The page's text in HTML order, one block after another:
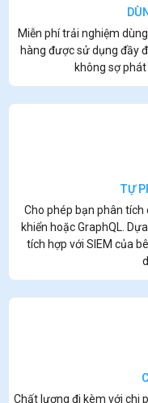
Miễn phí trải nghiệm
hàng được sử dụng đầy
không sợ
TỰ
Cho phép bạn phân tích
khiển hoặc GraphQL.
tích hợp với SIEM của
Chất lượng đi kèm với chi